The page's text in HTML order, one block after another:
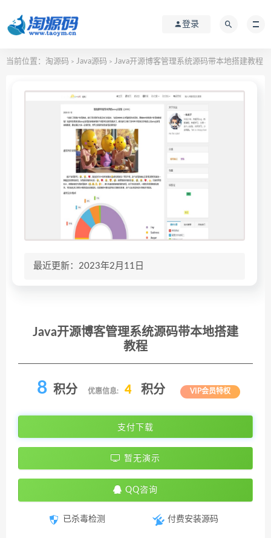
登录
当前位置： 淘源码 > Java源码 > Java开源博客管理系统源码带本地搭建教程
最近更新：2023年2月11日
Java开源博客管理系统源码带本地搭建
教程
8 积分 优惠信息: 4 积分 VIP会员特权
支付下载
暂无演示
QQ咨询
已杀毒检测 付费安装源码